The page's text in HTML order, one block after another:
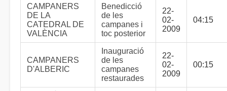
CAMPANERS
DE LA
CATEDRAL DE
VALÈNCIA
Benedicció
de les
campanes i
toc posterior
22-
02-
2009
04:15
CAMPANERS
D'ALBERIC
Inauguració
de les
campanes
restaurades
22-
02-
2009
00:15